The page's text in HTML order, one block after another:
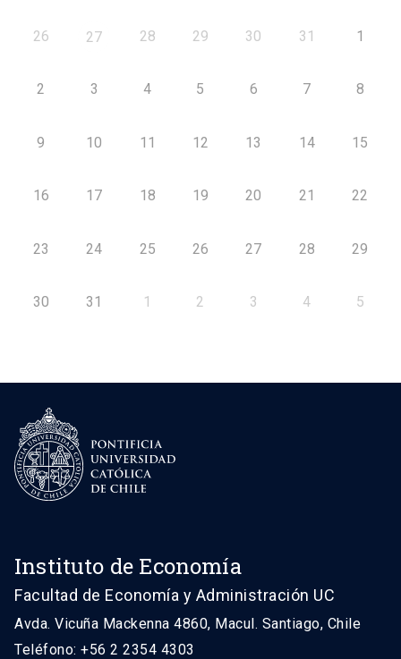
26 27 28 29 30 31 1
2 3 4 5 6 7 8
9 10 11 12 13 14 15
16 17 18 19 20 21 22
23 24 25 26 27 28 29
30 31 1 2 3 4 5
Instituto de Economía
Facultad de Economía y Administración UC
Avda. Vicuña Mackenna 4860, Macul. Santiago, Chile
Teléfono: +56 2 2354 4303